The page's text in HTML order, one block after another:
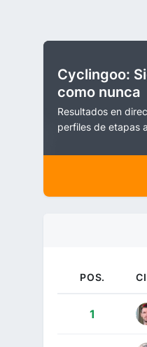
Cyclingoo:
como nunca
Resultados en
perfiles de etapas
POS.
1